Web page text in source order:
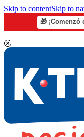
Skip to contentSkip to
🎁